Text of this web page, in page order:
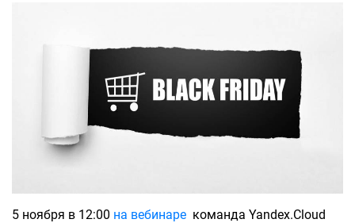
5 ноября в 12:00 на вебинаре команда Yandex.Cloud